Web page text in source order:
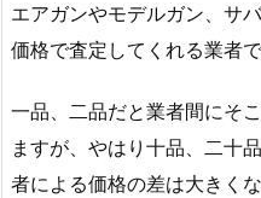
エアガンやモデルガン、サ
価格で査定してくれる業者
一品、二品だと業者間にそ
ますが、やはり十品、二十
者による価格の差は大きく